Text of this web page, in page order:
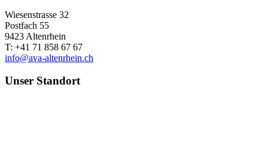
Wiesenstrasse 32
Postfach 55
9423 Altenrhein
T: +41 71 858 67 67
info@ava-altenrhein.ch
Unser Standort